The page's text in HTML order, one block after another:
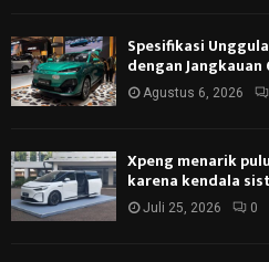
Spesifikasi
dengan
Agustus 6, 2026
Xpeng menarik
karena kendala
Juli 25, 2026 0